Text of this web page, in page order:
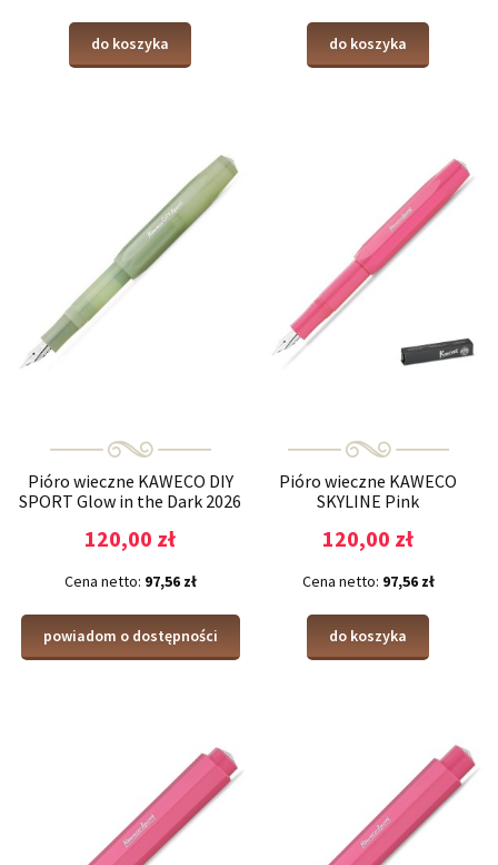
do koszyka do koszyka
Pióro wieczne KAWECO DIY
SPORT Glow in the Dark 2026
120,00 zł
Cena netto: 97,56 zł
powiadom o dostępności
Pióro wieczne KAWECO
SKYLINE Pink
120,00 zł
Cena netto: 97,56 zł
do koszyka